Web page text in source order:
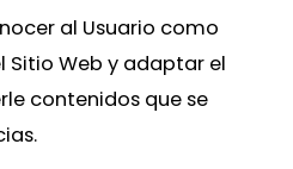
al Usuario como
Sitio Web y adaptar el
contenidos que se